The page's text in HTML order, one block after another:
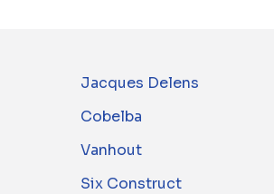
Jacques Delens
Cobelba
Vanhout
Six Construct